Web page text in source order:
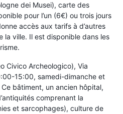
dei Musei), carte des
pour l’un (6€) ou trois jours
accès aux tarifs à d’autres
la ville. Il est disponible dans les
Civico Archeologico), Via
15:00, samedi-dimanche et
bâtiment, un ancien hôpital,
comprenant la
et sarcophages), culture de